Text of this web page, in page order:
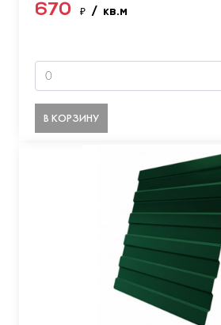
670 ₽ / кв.м
В КОРЗИНУ